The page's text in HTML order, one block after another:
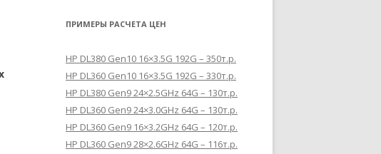
ПРИМЕРЫ РАСЧЕТА ЦЕН
HP DL380 Gen10 16×3.5G 192G – 350т.р.
HP DL360 Gen10 16×3.5G 192G – 330т.р.
HP DL380 Gen9 24×2.5GHz 64G – 130т.р.
HP DL360 Gen9 24×3.0GHz 64G – 130т.р.
HP DL360 Gen9 16×3.2GHz 64G – 120т.р.
HP DL360 Gen9 28×2.6GHz 64G – 116т.р.